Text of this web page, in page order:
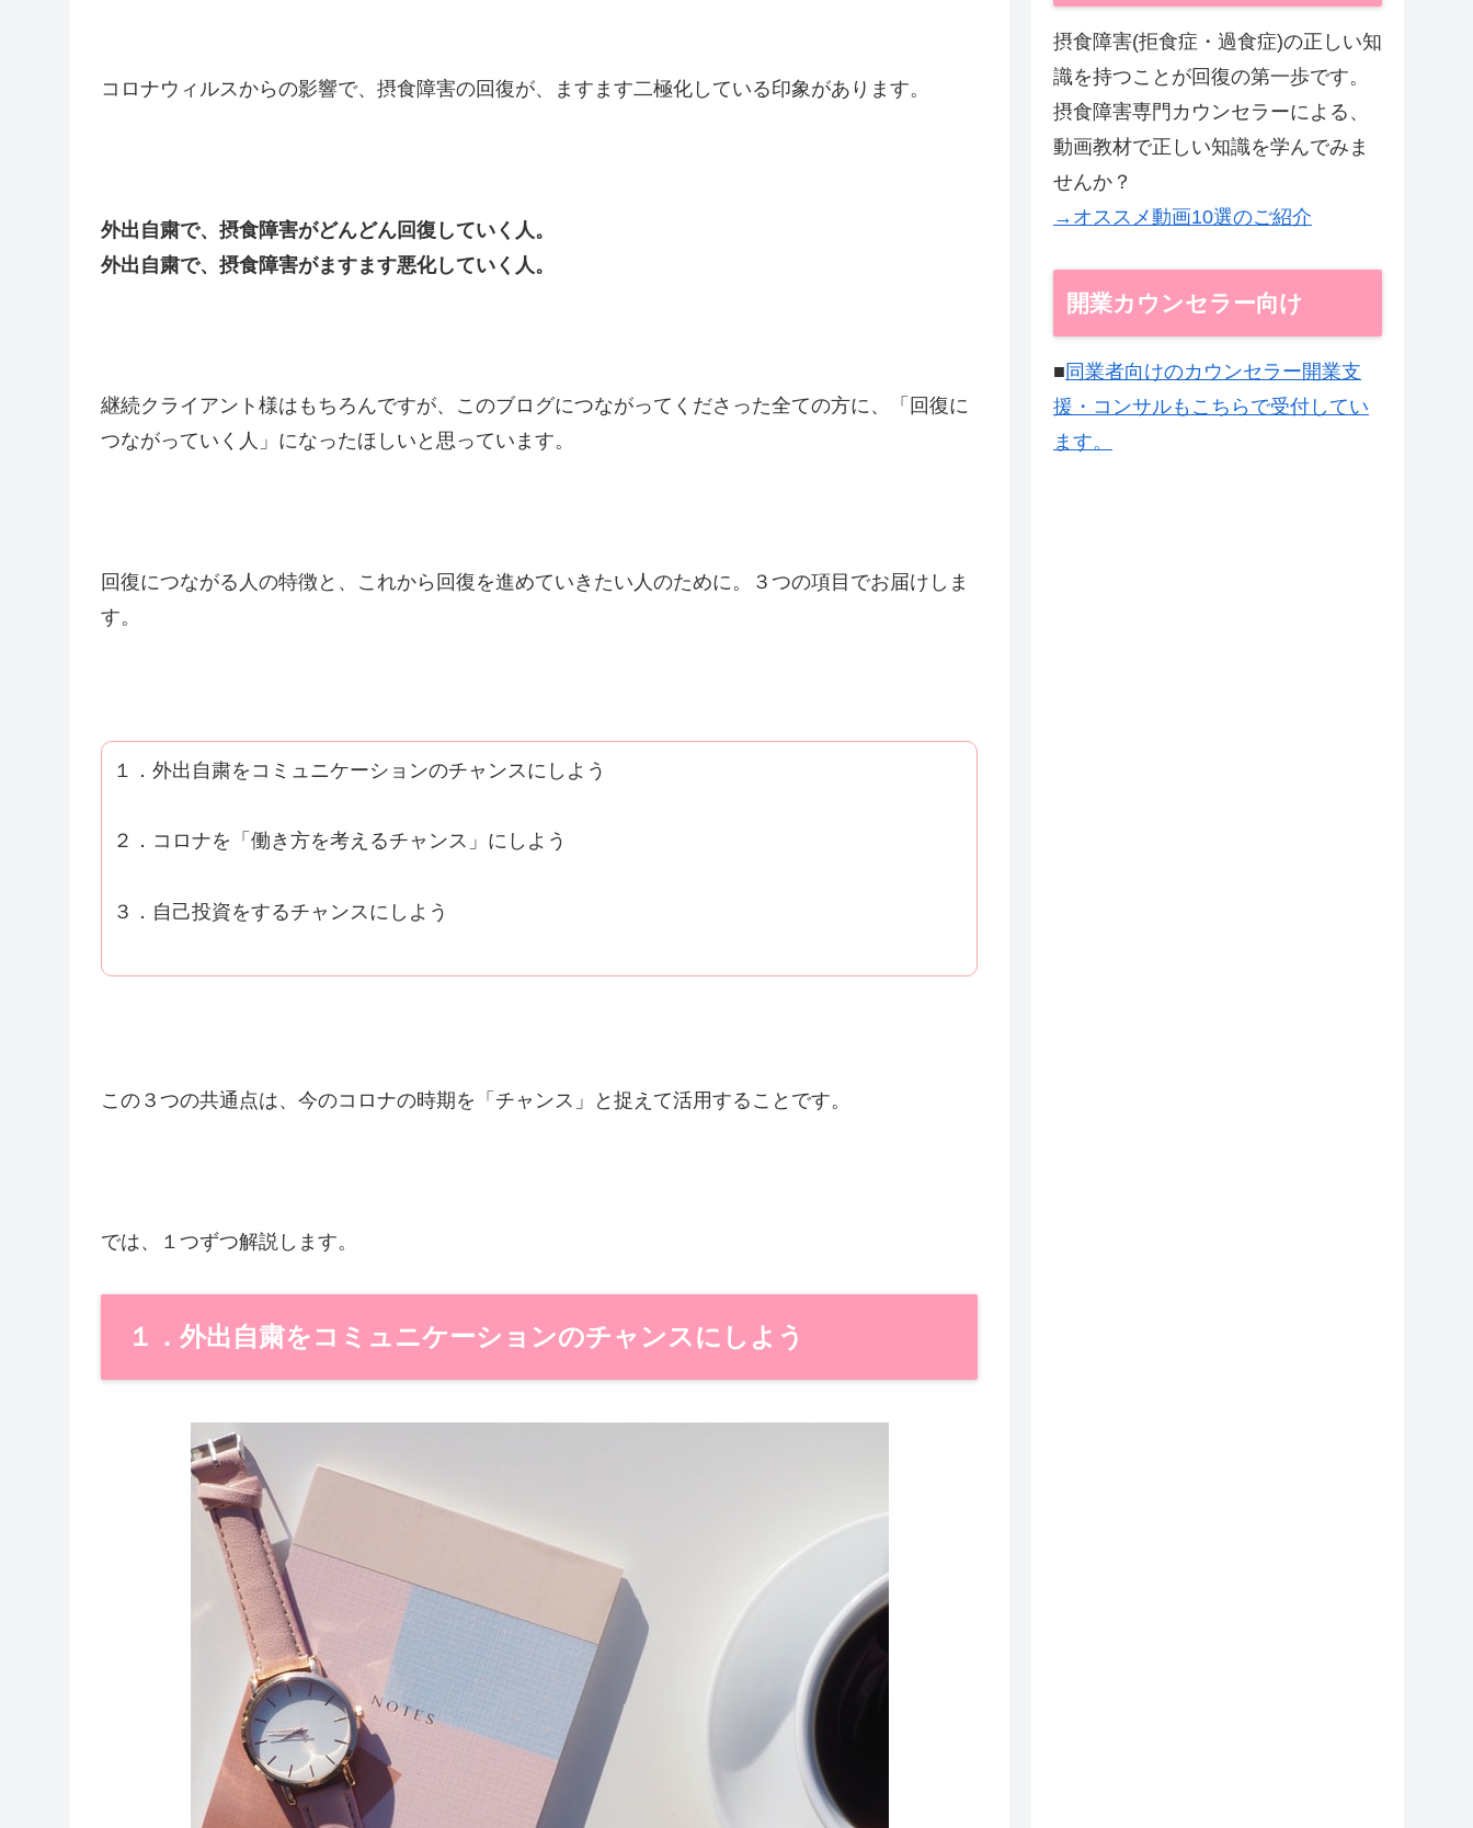
コロナウィルスからの影響で、摂食障害の回復が、ますます二極化している印象があります。
外出自粛で、摂食障害がどんどん回復していく人。
外出自粛で、摂食障害がますます悪化していく人。
継続クライアント様はもちろんですが、このブログにつながってくださった全ての方に、「回復に
つながっていく人」になったほしいと思っています。
回復につながる人の特徴と、これから回復を進めていきたい人のために。３つの項目でお届けしま
す。
１．外出自粛をコミュニケーションのチャンスにしよう
２．コロナを「働き方を考えるチャンス」にしよう
３．自己投資をするチャンスにしよう
この３つの共通点は、今のコロナの時期を「チャンス」と捉えて活用することです。
では、１つずつ解説します。
１．外出自粛をコミュニケーションのチャンスにしよう
摂食障害(拒食症・過食症)の正しい知
識を持つことが回復の第一歩です。
摂食障害専門カウンセラーによる、
動画教材で正しい知識を学んでみま
せんか？
→オススメ動画10選のご紹介
開業カウンセラー向け
■ 同業者向けのカウンセラー開業支
援・コンサルもこちらで受付してい
ます。